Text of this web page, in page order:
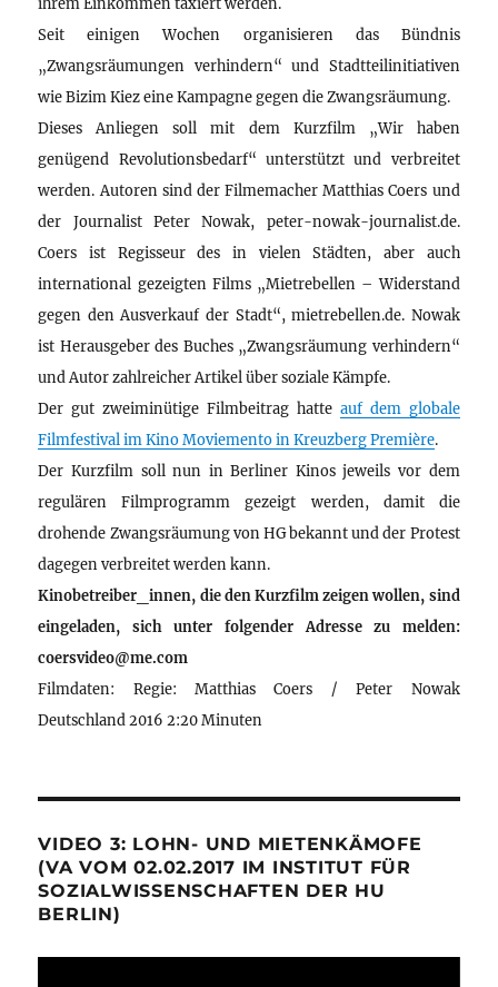
Seit einigen Wochen organisieren das Bündnis
„Zwangsräumungen verhindern“ und Stadtteilinitiativen
wie Bizim Kiez eine Kampagne gegen die Zwangsräumung.
Dieses Anliegen soll mit dem Kurzfilm „Wir haben
genügend Revolutionsbedarf“ unterstützt und verbreitet
werden. Autoren sind der Filmemacher Matthias Coers und
der Journalist Peter Nowak, peter-nowak-journalist.de.
Coers ist Regisseur des in vielen Städten, aber auch
international gezeigten Films „Mietrebellen – Widerstand
gegen den Ausverkauf der Stadt“, mietrebellen.de. Nowak
ist Herausgeber des Buches „Zwangsräumung verhindern“
und Autor zahlreicher Artikel über soziale Kämpfe.
Der gut zweiminütige Filmbeitrag hatte auf dem globale
Filmfestival im Kino Moviemento in Kreuzberg Première.
Der Kurzfilm soll nun in Berliner Kinos jeweils vor dem
regulären Filmprogramm gezeigt werden, damit die
drohende Zwangsräumung von HG bekannt und der Protest
dagegen verbreitet werden kann.
Kinobetreiber_innen, die den Kurzfilm zeigen wollen, sind
eingeladen, sich unter folgender Adresse zu melden:
coersvideo@me.com
Filmdaten: Regie: Matthias Coers / Peter Nowak
Deutschland 2016 2:20 Minuten
VIDEO 3: LOHN- UND MIETENKÄMOFE
(VA VOM 02.02.2017 IM INSTITUT FÜR
SOZIALWISSENSCHAFTEN DER HU
BERLIN)